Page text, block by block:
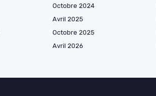
Octobre 2024
Avril 2025
Octobre 2025
Avril 2026